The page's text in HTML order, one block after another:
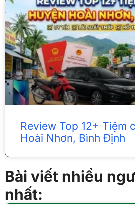
Review Top 12+ Tiệm
Hoài Nhơn, Bình Định
Bài viết nhiều
nhất: